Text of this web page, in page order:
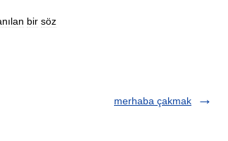
bir söz
merhaba çakmak